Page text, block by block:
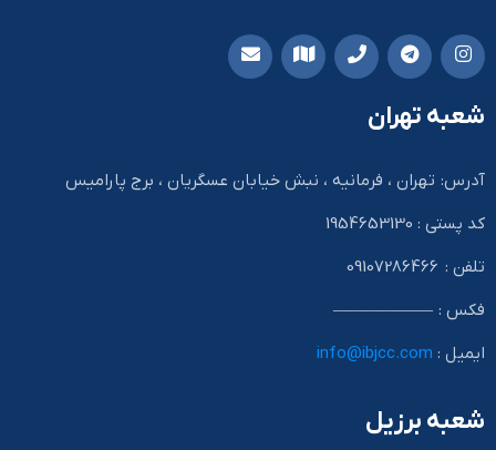
شعبه تهران
آدرس: تهران ، فرمانیه ، نبش خیابان عسگریان ، برج پارامیس
کد پستی : 1954653130
تلفن : 09107286466
فکس : ——————
ایمیل : info@ibjcc.com
شعبه برزیل